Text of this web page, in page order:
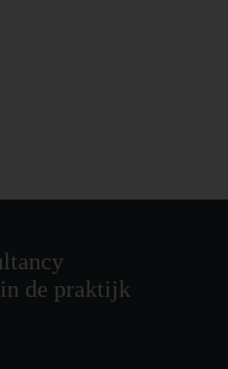
de praktijk